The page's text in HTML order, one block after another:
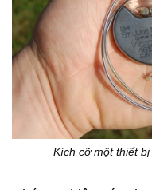
Kích cỡ một thiết